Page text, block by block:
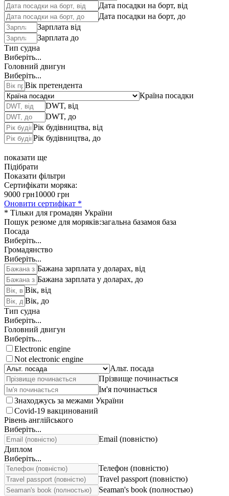
Дата посадки на борт, від
Дата посадки на борт, до
Зарплата від
Зарплата до
Тип судна
Виберіть...
Головний двигун
Виберіть...
Вік претендента
Країна посадки
DWT, від
DWT, до
Рік будівництва, від
Рік будівництва, до
показати ще
Підібрати
Показати фільтри
Сертифікати моряка:
9000 грн10000 грн
Оновити сертифікат *
* Тільки для громадян України
Пошук резюме для моряків:загальна базамоя база
Посада
Виберіть...
Громадянство
Виберіть...
Бажана зарплата у доларах, від
Бажана зарплата у доларах, до
Вік, від
Вік, до
Тип судна
Виберіть...
Головний двигун
Виберіть...
Electronic engine
Not electronic engine
Альт. посада
Прізвище починається
Ім'я починається
Знаходжусь за межами України
Covid-19 вакцинований
Рівень англійського
Виберіть...
Email (повністю)
Диплом
Виберіть...
Телефон (повністю)
Travel passport (повністю)
Seaman's book (полностью)